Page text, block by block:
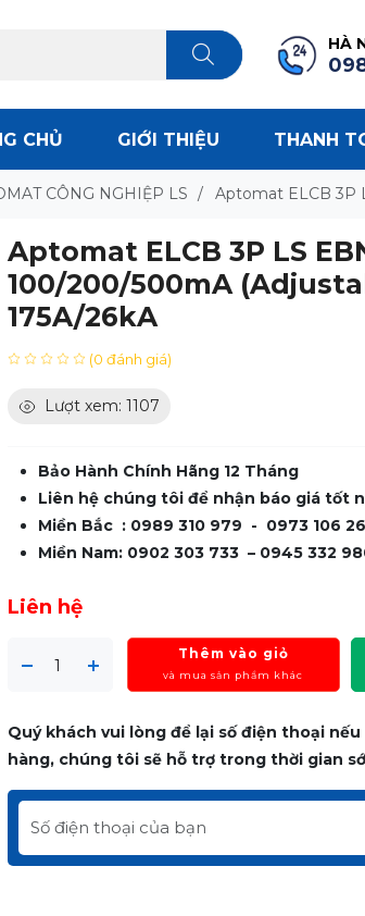
HÀ
CHỦ GIỚI THIỆU THANH
CÔNG NGHIỆP LS / Aptomat ELCB 3P
Aptomat ELCB 3P LS
100/200/500mA
175A/26kA
(0 đánh giá)
Lượt xem: 1107
Bảo Hành Chính Hãng 12 Tháng
Liên hệ chúng tôi để nhận báo giá tốt
Miền Bắc : 0989 310 979 - 0973 106
Miền Nam: 0902 303 733 – 0945 332
Liên hệ
Thêm vào giỏ
và mua sản phẩm khác
Quý khách vui lòng để lại số điện thoại
hàng, chúng tôi sẽ hỗ trợ trong thời gian